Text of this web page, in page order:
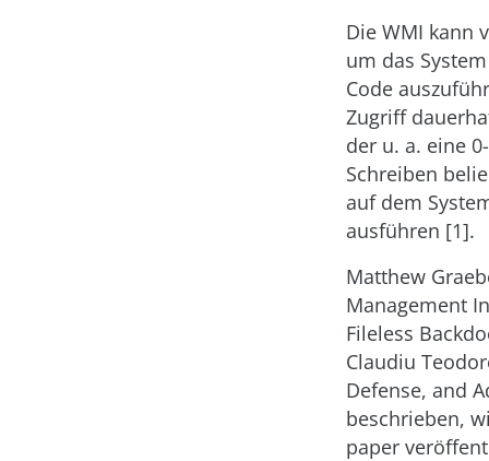
Die WMI kann
um das
Code
Zugriff
der u. a. eine
Schreiben
auf dem
ausführen [1].
Matthew
Management
Fileless
Claudiu
Defense, and
beschrieben,
paper